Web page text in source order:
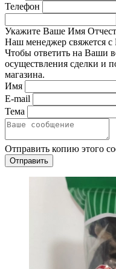
Телефон
Укажите Ваше Имя
Наш менеджер свяжется
Чтобы ответить на Ваши
осуществления сделки и
магазина.
Имя
E-mail
Тема
Отправить копию этого